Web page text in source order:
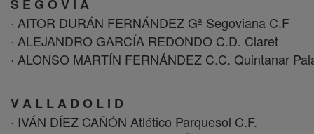
S E G O V I A
· AITOR DURÁN FERNÁNDEZ Gª Segoviana C.F
· ALEJANDRO GARCÍA REDONDO C.D. Claret
· ALONSO MARTÍN FERNÁNDEZ C.C. Quintanar
V A L L A D O L I D
· IVÁN DÍEZ CAÑÓN Atlético Parquesol C.F.